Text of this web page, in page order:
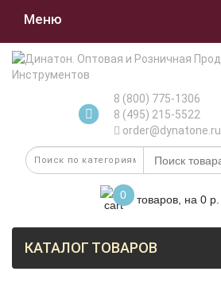
Меню
8 (800) 775-1306
8 (495) 215-5522
order@dynatone.ru
0 товаров, на 0 р.
КАТАЛОГ ТОВАРОВ